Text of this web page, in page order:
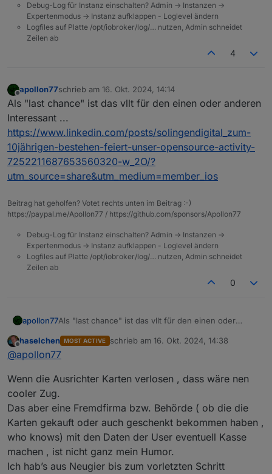
Debug-Log für Instanz einschalten? Admin -> Instanzen ->
Expertenmodus -> Instanz aufklappen - Loglevel ändern
Logfiles auf Platte /opt/iobroker/log/… nutzen, Admin schneidet
Zeilen ab
4
Offline
apollon77schrieb am 16. Okt. 2024, 14:14
zuletzt editiert von
Als "last chance" ist das vllt für den einen oder anderen
Interessant ...
https://www.linkedin.com/posts/solingendigital_zum-
10jährigen-bestehen-feiert-unser-opensource-activity-
7252211687653560320-w_2O/?
utm_source=share&utm_medium=member_ios
Beitrag hat geholfen? Votet rechts unten im Beitrag :-)
https://paypal.me/Apollon77 / https://github.com/sponsors/Apollon77
Debug-Log für Instanz einschalten? Admin -> Instanzen ->
Expertenmodus -> Instanz aufklappen - Loglevel ändern
Logfiles auf Platte /opt/iobroker/log/… nutzen, Admin schneidet
Zeilen ab
0
apollon77Als "last chance" ist das vllt für den einen oder
https://www.linkedin.com/posts/solingendigital_zum-
10jährigen-bestehen-feiert-unser-opensource-
utm_source=share&utm_medium=member_ios
Offline
haselchen MOST ACTIVE schrieb am 16. Okt. 2024, 14:38
zuletzt editiert von
@apollon77
Wenn die Ausrichter Karten verlosen , dass wäre nen
cooler Zug.
Das aber eine Fremdfirma bzw. Behörde ( ob die die
Karten gekauft oder auch geschenkt bekommen haben ,
who knows) mit den Daten der User eventuell Kasse
machen , ist nicht ganz mein Humor.
Ich hab’s aus Neugier bis zum vorletzten Schritt